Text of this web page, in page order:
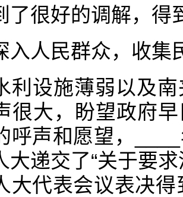
了很好的调解，得
入人民群众，收集
利设施薄弱以及
很大，盼望政府
呼声和愿望，
大递交了“关于要
大代表会议表决